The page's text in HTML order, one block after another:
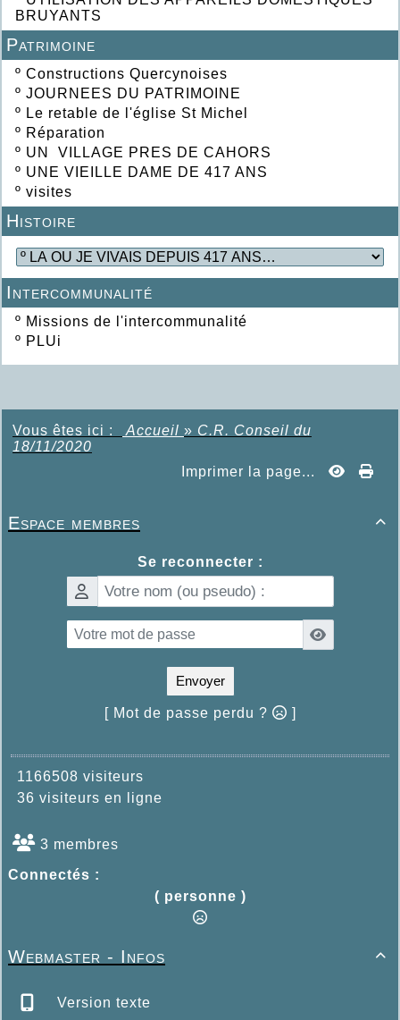
BRUYANTS
Patrimoine
º Constructions Quercynoises
º JOURNEES DU PATRIMOINE
º Le retable de l'église St Michel
º Réparation
º UN VILLAGE PRES DE CAHORS
º UNE VIEILLE DAME DE 417 ANS
º visites
Histoire
Intercommunalité
º Missions de l'intercommunalité
º PLUi
Vous êtes ici : Accueil » C.R. Conseil du
18/11/2020
Imprimer la page...

Espace membres
Se reconnecter :
Envoyer
[ Mot de passe perdu ? ]
1166508 visiteurs
36 visiteurs en ligne
3 membres
Connectés :
( personne )

Webmaster - Infos
Version texte